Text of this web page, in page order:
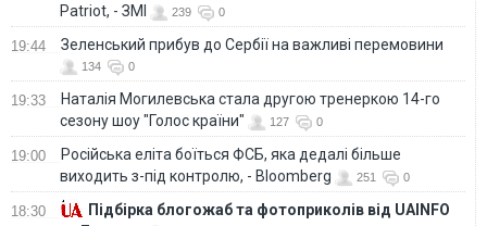
Patriot, - ЗМІ
239 0
19:44 Зеленський прибув до Сербії на важливі перемовини
134 0
19:33
Наталія Могилевська стала другою тренеркою 14-го
сезону шоу "Голос країни"
127 0
19:00
Російська еліта боїться ФСБ, яка дедалі більше
виходить з-під контролю, - Bloomberg
251 0
18:30
Підбірка блогожаб та фотоприколів від UAINFO